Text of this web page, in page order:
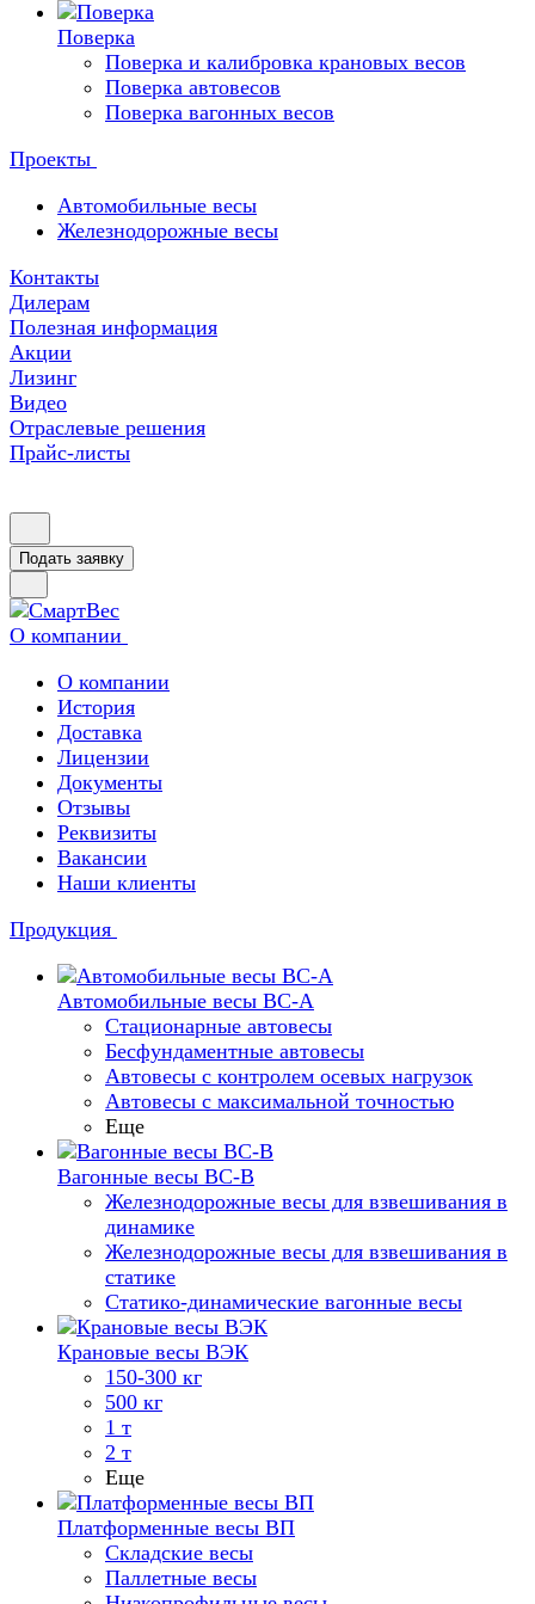
Поверка
Поверка и калибровка крановых весов
Поверка автовесов
Поверка вагонных весов
Проекты
Автомобильные весы
Железнодорожные весы
Контакты
Дилерам
Полезная информация
Акции
Лизинг
Видео
Отраслевые решения
Прайс-листы
Подать заявку
О компании
О компании
История
Доставка
Лицензии
Документы
Отзывы
Реквизиты
Вакансии
Наши клиенты
Продукция
Автомобильные весы ВС-А
Стационарные автовесы
Бесфундаментные автовесы
Автовесы с контролем осевых нагрузок
Автовесы с максимальной точностью
Еще
Вагонные весы ВС-В
Железнодорожные весы для взвешивания в
динамике
Железнодорожные весы для взвешивания в
статике
Статико-динамические вагонные весы
Крановые весы ВЭК
150-300 кг
500 кг
1 т
2 т
Еще
Платформенные весы ВП
Складские весы
Паллетные весы